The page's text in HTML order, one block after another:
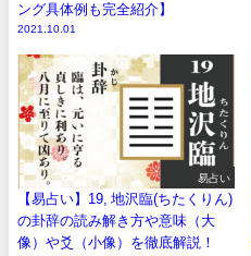
ング具体例も完全紹介】
2021.10.01
易占い
【易占い】19, 地沢臨(ちたくりん)
の卦辞の読み解き方や意味（大
像）や爻（小像）を徹底解説！